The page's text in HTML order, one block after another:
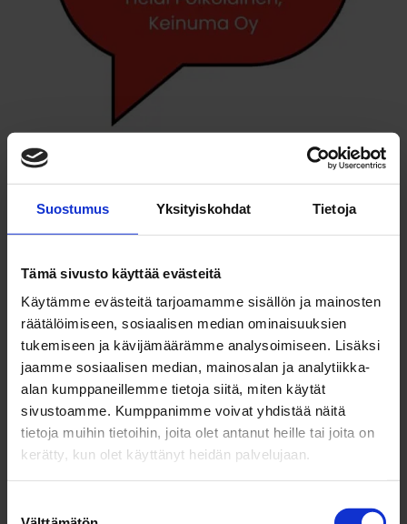
Suostumus Yksityiskohdat Tietoja
Tämä sivusto käyttää evästeitä
Käytämme evästeitä tarjoamamme sisällön ja mainosten
räätälöimiseen, sosiaalisen median ominaisuuksien
tukemiseen ja kävijämäärämme analysoimiseen. Lisäksi
jaamme sosiaalisen median, mainosalan ja analytiikka-
alan kumppaneillemme tietoja siitä, miten käytät
sivustoamme. Kumppanimme voivat yhdistää näitä
tietoja muihin tietoihin, joita olet antanut heille tai joita on
kerätty, kun olet käyttänyt heidän palvelujaan.
KENELLE?
Kenelleval­mennus
on tar­koi­tettu?
Yrit­tä­jä­val­mennus ver­kossa sopii sinulle,
jos toimit pää­toi­misena yrit­täjänä ja
haluat oppia tekemään asioita